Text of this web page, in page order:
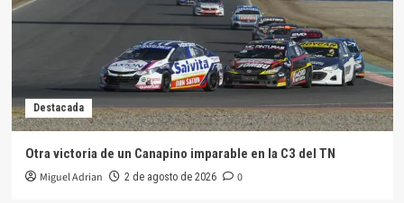
Destacada
Otra victoria de un Canapino imparable en la C3 del TN
Miguel Adrian 2 de agosto de 2026 0